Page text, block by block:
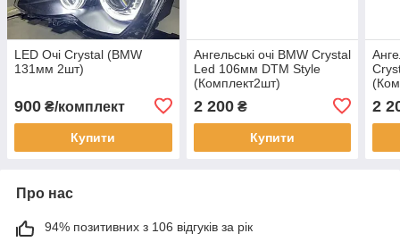
LED Очі Crystal (BMW
131мм 2шт)
900 ₴/комплект
Купити
Ангельські очі BMW Crystal
Led 106мм DTM Style
(Комплект2шт)
2 200₴
Купити
2
Про нас
94% позитивних з 106 відгуків за рік